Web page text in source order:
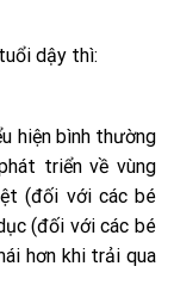
dậy thì:
hiện bình thường
triển về vùng
(đối với các bé
(đối với các bé
hơn khi trải qua